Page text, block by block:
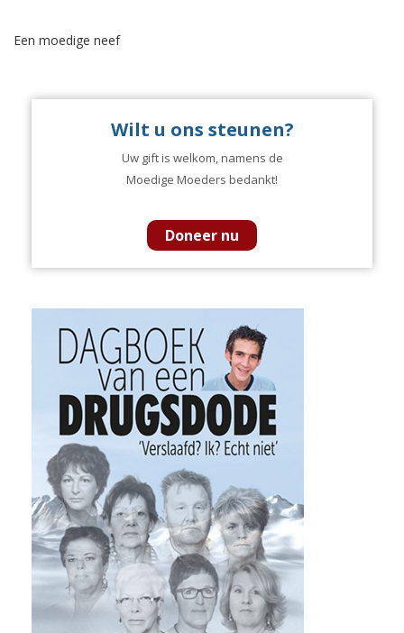
Een moedige neef
Wilt u ons steunen?
Uw gift is welkom, namens de
Moedige Moeders bedankt!
Doneer nu